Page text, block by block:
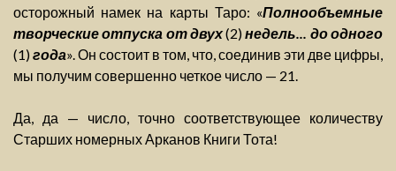
осторожный намек на карты Таро: «Полнообъемные
творческие отпуска от двух(2)недель... до одного
(1)года». Он состоит в том, что, соединив эти две цифры,
мы получим совершенно четкое число — 21.
Да, да — число, точно соответствующее количеству
Старших номерных Арканов Книги Тота!